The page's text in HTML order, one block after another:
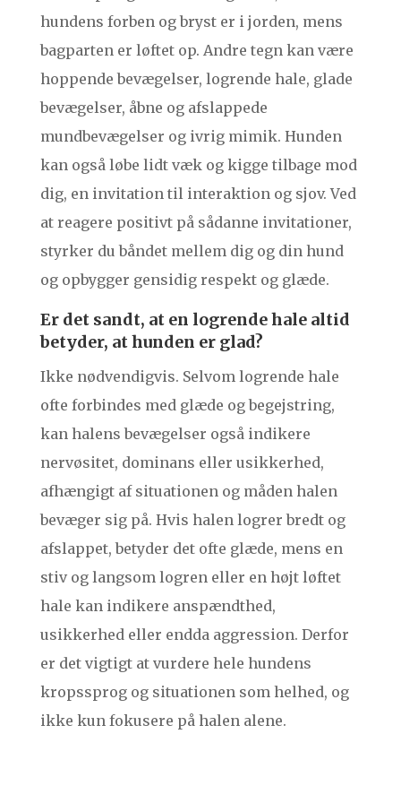
hundens forben og bryst er i jorden, mens
bagparten er løftet op. Andre tegn kan være
hoppende bevægelser, logrende hale, glade
bevægelser, åbne og afslappede
mundbevægelser og ivrig mimik. Hunden
kan også løbe lidt væk og kigge tilbage mod
dig, en invitation til interaktion og sjov. Ved
at reagere positivt på sådanne invitationer,
styrker du båndet mellem dig og din hund
og opbygger gensidig respekt og glæde.
Er det sandt, at en logrende hale altid
betyder, at hunden er glad?
Ikke nødvendigvis. Selvom logrende hale
ofte forbindes med glæde og begejstring,
kan halens bevægelser også indikere
nervøsitet, dominans eller usikkerhed,
afhængigt af situationen og måden halen
bevæger sig på. Hvis halen logrer bredt og
afslappet, betyder det ofte glæde, mens en
stiv og langsom logren eller en højt løftet
hale kan indikere anspændthed,
usikkerhed eller endda aggression. Derfor
er det vigtigt at vurdere hele hundens
kropssprog og situationen som helhed, og
ikke kun fokusere på halen alene.